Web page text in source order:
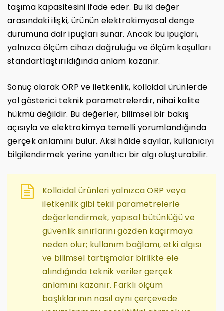
taşıma kapasitesini ifade eder. Bu iki değer
arasındaki ilişki, ürünün elektrokimyasal denge
durumuna dair ipuçları sunar. Ancak bu ipuçları,
yalnızca ölçüm cihazı doğruluğu ve ölçüm koşulları
standartlaştırıldığında anlam kazanır.
Sonuç olarak ORP ve iletkenlik, kolloidal ürünlerde
yol gösterici teknik parametrelerdir, nihai kalite
hükmü değildir. Bu değerler, bilimsel bir bakış
açısıyla ve elektrokimya temelli yorumlandığında
gerçek anlamını bulur. Aksi hâlde sayılar, kullanıcıyı
bilgilendirmek yerine yanıltıcı bir algı oluşturabilir.
Kolloidal ürünleri yalnızca ORP veya
iletkenlik gibi tekil parametrelerle
değerlendirmek, yapısal bütünlüğü ve
güvenlik sınırlarını gözden kaçırmaya
neden olur; kullanım bağlamı, etki algısı
ve bilimsel tartışmalar birlikte ele
alındığında teknik veriler gerçek
anlamını kazanır. Farklı ölçüm
başlıklarının nasıl aynı çerçevede